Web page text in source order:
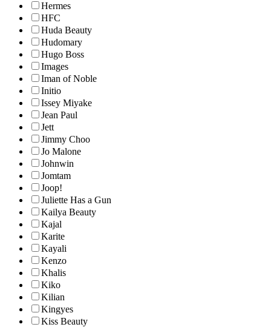
Hermes
HFC
Huda Beauty
Hudomary
Hugo Boss
Images
Iman of Noble
Initio
Issey Miyake
Jean Paul
Jett
Jimmy Choo
Jo Malone
Johnwin
Jomtam
Joop!
Juliette Has a Gun
Kailya Beauty
Kajal
Karite
Kayali
Kenzo
Khalis
Kiko
Kilian
Kingyes
Kiss Beauty